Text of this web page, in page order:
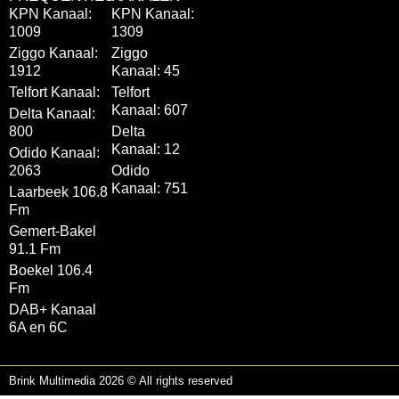
KPN Kanaal:
1009
Ziggo Kanaal:
1912
Telfort Kanaal:
Delta Kanaal:
800
Odido Kanaal:
2063
Laarbeek 106.8
Fm
Gemert-Bakel
91.1 Fm
Boekel 106.4
Fm
DAB+ Kanaal
6A en 6C
KPN Kanaal:
1309
Ziggo
Kanaal: 45
Telfort
Kanaal: 607
Delta
Kanaal: 12
Odido
Kanaal: 751
Brink Multimedia 2026 © All rights reserved